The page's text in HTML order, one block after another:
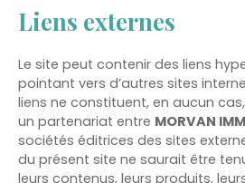
Liens externes
Le site peut contenir des liens
pointant vers d’autres sites
liens ne constituent, en aucun
un partenariat entre MORVAN
sociétés éditrices des sites
du présent site ne saurait être
leurs contenus, leurs produits,